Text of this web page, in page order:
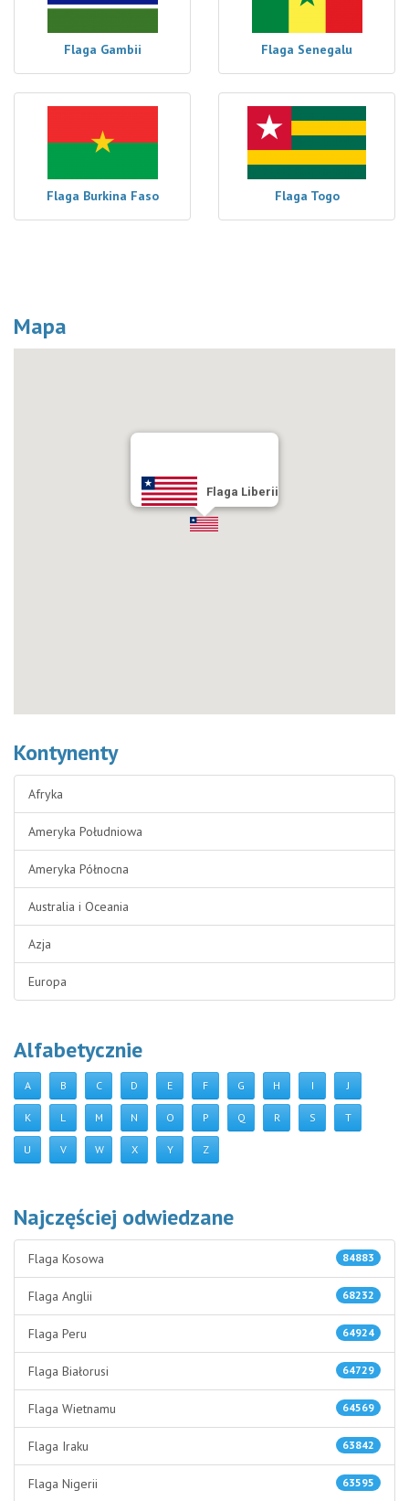
Flaga Gambii Flaga Senegalu
Flaga Burkina Faso Flaga Togo
Mapa
Flaga Liberii
Kontynenty
Afryka
Ameryka Południowa
Ameryka Północna
Australia i Oceania
Azja
Europa
Alfabetycznie
A B C D E F G H I J
K L M N O P Q R S T
U V W X Y Z
Najczęściej odwiedzane
84883
Flaga Kosowa
68232
Flaga Anglii
64924
Flaga Peru
64729
Flaga Białorusi
64569
Flaga Wietnamu
63842
Flaga Iraku
63595
Flaga Nigerii